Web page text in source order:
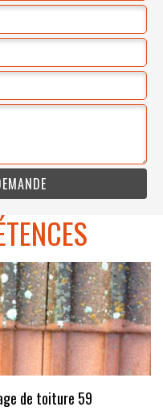
de toiture 59